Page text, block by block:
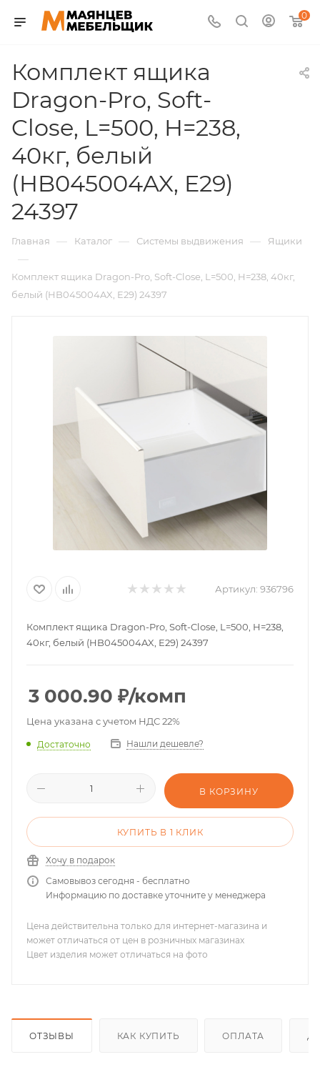
0
Комплект ящика
Dragon-Pro, Soft-
Close, L=500, H=238,
40кг, белый
(HB045004AX, E29)
24397
Главная — Каталог — Системы выдвижения — Ящики
—
Комплект ящика Dragon-Pro, Soft-Close, L=500, H=238, 40кг,
белый (HB045004AX, E29) 24397
Артикул: 936796
Комплект ящика Dragon-Pro, Soft-Close, L=500, H=238,
40кг, белый (HB045004AX, E29) 24397
3 000.90 ₽/комп
Цена указана с учетом НДС 22%
Достаточно Нашли дешевле?
В КОРЗИНУ
КУПИТЬ В 1 КЛИК
Хочу в подарок
Самовывоз сегодня - бесплатно
Информацию по доставке уточните у менеджера
Цена действительна только для интернет-магазина и
может отличаться от цен в розничных магазинах
Цвет изделия может отличаться на фото
ОТЗЫВЫ КАК КУПИТЬ ОПЛАТА